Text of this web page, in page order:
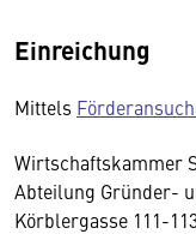
Einreichung
Mittels
Wirtschaftskammer
Abteilung Gründer-
Körblergasse 111-